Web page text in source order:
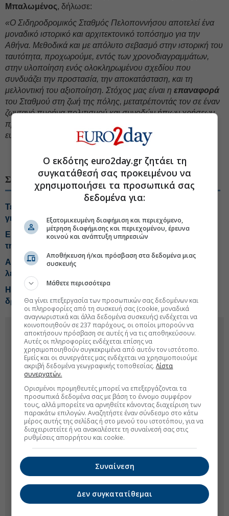
Μπαλωμένος, δήλωσε:
«Ο Σιδηροδρομικός Σταθμός Πελοποννήσου αποτελεί ένα
μοναδικό ιστορικό και αρχιτεκτονικό τοπόσημο για την
Αθήνα. Μεθοδικά και με απόλυτο σεβασμό στην ιστορική του
ταυτότητα, προχωρούμε, εντός των χρονοδιαγραμμάτων,
στην υλοποίηση ενός ολοκληρωμένου σχεδίου που
συνδυάζει την προστασία, την αποκατάσταση, και τη
μελλοντική του αξιοποίηση. Στόχος μας είναι η επαναφορά
του Σταθμού στη ζωή της πόλης, μετατρέποντάς τον σε έναν
ζωντανό πυρήνα πολιτισμού και συνοδών ήπιων χρήσεων,
προς όφελος των πολιτών, συμβάλλοντας ουσιαστικά στην
ευρύτερη αστική ανάπτυξη».
#Τρένο, σιδηρόδρομος
ΣΧΕΤΙΚΑ ΘΕΜΑΤΑ
Τέμπη: Συνεχίζονται οι τοποθετήσεις των συνηγόρων
για τα αιτήματα αναβολής της δίκης
Ερώτηση Μανιάτη σε Κομισιόν γιατί δεν λειτουργεί η
τηλεδιοίκηση στα τρένα
Αποστολάκη: Το σύστημα αυτόματης προστασίας δεν
λειτουργεί ακόμη στους σιδηρόδρομους
Hellenic Train: Ακινητοποιήθηκε η αμαξοστοιχία στο
δρομολόγιο Θεσσαλονίκη-Σέρρες
Ο εκδότης euro2day.gr ζητάει τη
συγκατάθεσή σας προκειμένου να
χρησιμοποιήσει τα προσωπικά σας
δεδομένα για:
Εξατομικευμένη διαφήμιση και περιεχόμενο,
μέτρηση διαφήμισης και περιεχομένου, έρευνα
κοινού και ανάπτυξη υπηρεσιών
Αποθήκευση ή/και πρόσβαση στα δεδομένα μιας
συσκευής
Μάθετε περισσότερα
Θα γίνει επεξεργασία των προσωπικών σας δεδομένων και
οι πληροφορίες από τη συσκευή σας (cookie, μοναδικά
αναγνωριστικά και άλλα δεδομένα συσκευής) ενδέχεται να
κοινοποιηθούν σε 237 παρόχους, οι οποίοι μπορούν να
αποκτήσουν πρόσβαση σε αυτές ή να τις αποθηκεύσουν.
Αυτές οι πληροφορίες ενδέχεται επίσης να
χρησιμοποιηθούν συγκεκριμένα από αυτόν τον ιστότοπο.
Εμείς και οι συνεργάτες μας ενδέχεται να χρησιμοποιούμε
ακριβή δεδομένα γεωγραφικής τοποθεσίας.Λίστα
συνεργατών.
Ορισμένοι προμηθευτές μπορεί να επεξεργάζονται τα
προσωπικά δεδομένα σας με βάση το έννομο συμφέρον
τους, αλλά μπορείτε να αρνηθείτε κάνοντας διαχείριση των
παρακάτω επιλογών. Αναζητήστε έναν σύνδεσμο στο κάτω
μέρος αυτής της σελίδας ή στο μενού του ιστοτόπου, για να
διαχειριστείτε ή να ανακαλέσετε τη συναίνεσή σας στις
ρυθμίσεις απορρήτου και cookie.
Συναίνεση
Δεν συγκατατίθεμαι